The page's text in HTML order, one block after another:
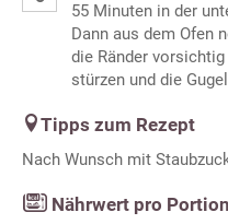
55 Minuten in der
Dann aus dem Ofen
die Ränder
stürzen und die
Tipps zum Rezept
Nach Wunsch mit
Nährwert pro Portion